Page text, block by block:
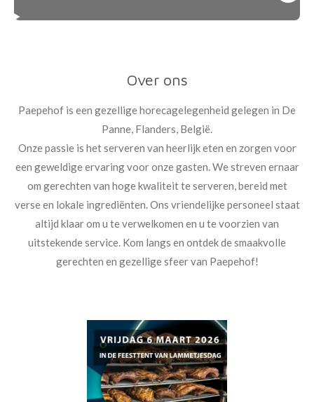
Over ons
Paepehof is een gezellige horecagelegenheid gelegen in De
Panne, Flanders, België.
Onze passie is het serveren van heerlijk eten en zorgen voor
een geweldige ervaring voor onze gasten. We streven ernaar
om gerechten van hoge kwaliteit te serveren, bereid met
verse en lokale ingrediënten. Ons vriendelijke personeel staat
altijd klaar om u te verwelkomen en u te voorzien van
uitstekende service. Kom langs en ontdek de smaakvolle
gerechten en gezellige sfeer van Paepehof!